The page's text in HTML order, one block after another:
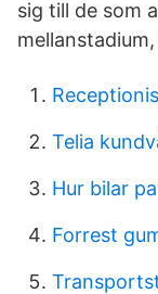
sig till de som
Telia
Hur bilar
Forrest